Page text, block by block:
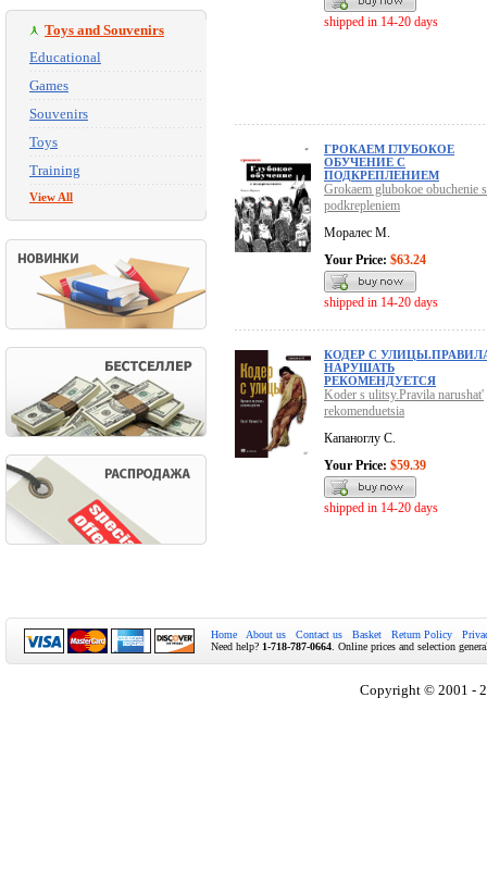
Toys and Souvenirs
Educational
Games
Souvenirs
Toys
Training
View All
shipped in 14-20 days
ГРОКАЕМ ГЛУБОКОЕ
ОБУЧЕНИЕ С
ПОДКРЕПЛЕНИЕМ
Grokaem glubokoe obuchenie s
podkrepleniem
Моралес М.
Your Price: $63.24
shipped in 14-20 days
КОДЕР С
НАРУШАТЬ
РЕКОМЕНДУЕТСЯ
Koder s ulitsy.Pravila narushat'
rekomenduetsia
Капаноглу С.
Your Price: $59.39
shipped in 14-20 days
Home About us Contact us Basket Return Policy
Need help? 1-718-787-0664 . Online prices and selection
Copyright © 2001 -